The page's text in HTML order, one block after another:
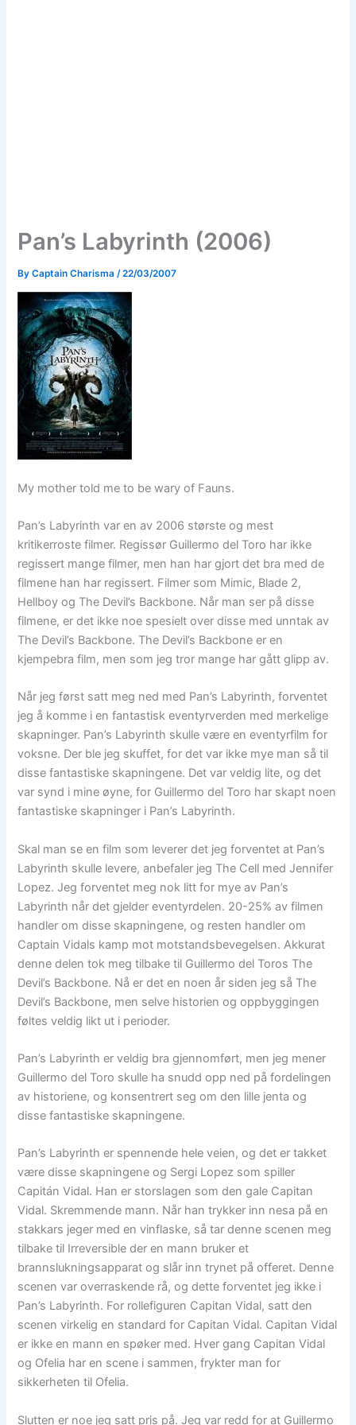
Pan’s Labyrinth (2006)
ByCaptain Charisma /22/03/2007
My mother told me to be wary of Fauns.
Pan’s Labyrinth var en av 2006 største og mest
kritikerroste filmer. Regissør Guillermo del Toro har ikke
regissert mange filmer, men han har gjort det bra med de
filmene han har regissert. Filmer som Mimic, Blade 2,
Hellboy og The Devil’s Backbone. Når man ser på disse
filmene, er det ikke noe spesielt over disse med unntak av
The Devil’s Backbone. The Devil’s Backbone er en
kjempebra film, men som jeg tror mange har gått glipp av.
Når jeg først satt meg ned med Pan’s Labyrinth, forventet
jeg å komme i en fantastisk eventyrverden med merkelige
skapninger. Pan’s Labyrinth skulle være en eventyrfilm for
voksne. Der ble jeg skuffet, for det var ikke mye man så til
disse fantastiske skapningene. Det var veldig lite, og det
var synd i mine øyne, for Guillermo del Toro har skapt noen
fantastiske skapninger i Pan’s Labyrinth.
Skal man se en film som leverer det jeg forventet at Pan’s
Labyrinth skulle levere, anbefaler jeg The Cell med Jennifer
Lopez. Jeg forventet meg nok litt for mye av Pan’s
Labyrinth når det gjelder eventyrdelen. 20-25% av filmen
handler om disse skapningene, og resten handler om
Captain Vidals kamp mot motstandsbevegelsen. Akkurat
denne delen tok meg tilbake til Guillermo del Toros The
Devil’s Backbone. Nå er det en noen år siden jeg så The
Devil’s Backbone, men selve historien og oppbyggingen
føltes veldig likt ut i perioder.
Pan’s Labyrinth er veldig bra gjennomført, men jeg mener
Guillermo del Toro skulle ha snudd opp ned på fordelingen
av historiene, og konsentrert seg om den lille jenta og
disse fantastiske skapningene.
Pan’s Labyrinth er spennende hele veien, og det er takket
være disse skapningene og Sergi Lopez som spiller
Capitán Vidal. Han er storslagen som den gale Capitan
Vidal. Skremmende mann. Når han trykker inn nesa på en
stakkars jeger med en vinflaske, så tar denne scenen meg
tilbake til Irreversible der en mann bruker et
brannslukningsapparat og slår inn trynet på offeret. Denne
scenen var overraskende rå, og dette forventet jeg ikke i
Pan’s Labyrinth. For rollefiguren Capitan Vidal, satt den
scenen virkelig en standard for Capitan Vidal. Capitan Vidal
er ikke en mann en spøker med. Hver gang Capitan Vidal
og Ofelia har en scene i sammen, frykter man for
sikkerheten til Ofelia.
Slutten er noe jeg satt pris på. Jeg var redd for at Guillermo